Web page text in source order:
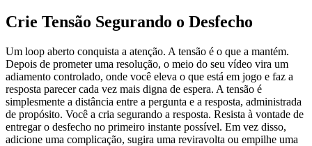
Crie Tensão Segurando o Desfecho
Um loop aberto conquista a atenção. A tensão é o que a mantém.
Depois de prometer uma resolução, o meio do seu vídeo vira um
adiamento controlado, onde você eleva o que está em jogo e faz a
resposta parecer cada vez mais digna de espera. A tensão é
simplesmente a distância entre a pergunta e a resposta, administrada
de propósito. Você a cria segurando a resposta. Resista à vontade de
entregar o desfecho no primeiro instante possível. Em vez disso,
adicione uma complicação, sugira uma reviravolta ou empilhe uma